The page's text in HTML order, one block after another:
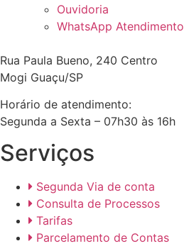
Ouvidoria
WhatsApp Atendimento
Rua Paula Bueno, 240 Centro
Mogi Guaçu/SP
Horário de atendimento:
Segunda a Sexta – 07h30 às 16h
Serviços
Segunda Via de conta
Consulta de Processos
Tarifas
Parcelamento de Contas